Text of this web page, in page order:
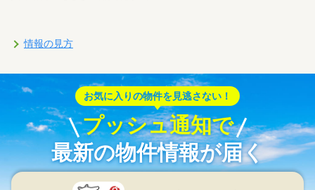
情報の見方
お気に入りの物件を見逃さない！
プッシュ通知で
最新の物件情報が届く